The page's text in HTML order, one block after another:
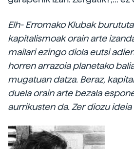
Elh- Erromako Klubak
kapitalismoak orain arte
mailari ezingo diola eutsi
horren arrazoia planetako
mugatuan datza. Beraz,
duela orain arte bezala
aurrikusten da. Zer diozu